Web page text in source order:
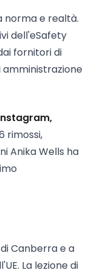
norma e realtà.
dell'eSafety
fornitori di
rimossi,
Anika Wells ha
Canberra e a
La lezione di